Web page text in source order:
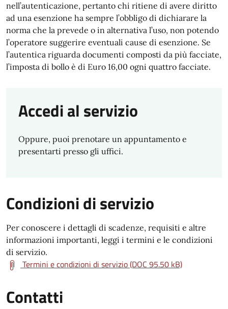
nell’autenticazione, pertanto chi ritiene di avere diritto
ad una esenzione ha sempre l’obbligo di dichiarare la
norma che la prevede o in alternativa l’uso, non potendo
l’operatore suggerire eventuali cause di esenzione. Se
l’autentica riguarda documenti composti da più facciate,
l’imposta di bollo è di Euro 16,00 ogni quattro facciate.
Accedi al servizio
Oppure, puoi prenotare un appuntamento e
presentarti presso gli uffici.
Condizioni di servizio
Per conoscere i dettagli di scadenze, requisiti e altre
informazioni importanti, leggi i termini e le condizioni
di servizio.
Termini e condizioni di servizio (DOC 95.50 kB)
Contatti